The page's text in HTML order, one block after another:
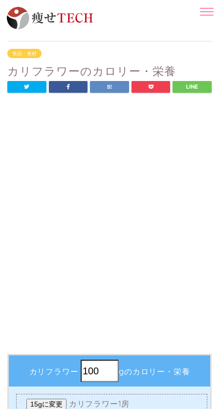
食品・食材
カリフラワーのカロリー・栄養
カリフラワー gのカロリー・栄養
15gに変更 カリフラワー1房